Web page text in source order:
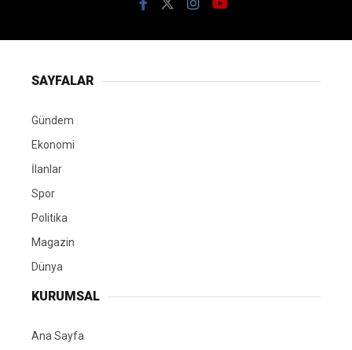
SAYFALAR
Gündem
Ekonomi
İlanlar
Spor
Politika
Magazin
Dünya
KURUMSAL
Ana Sayfa